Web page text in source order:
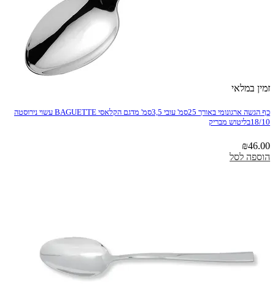
זמין במלאי
כף הגשה ארגונומי באורך 25סמ' עובי 3,5סמ' מדגם הקלאסי BAGUETTE עשוי נירוסטה
18/10בליטוש מבריק
₪46.00
הוספה לסל